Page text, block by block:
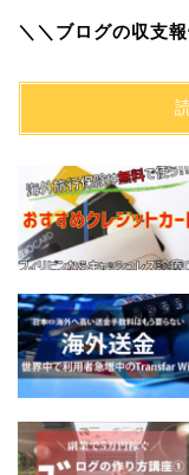
＼＼ブログの収支